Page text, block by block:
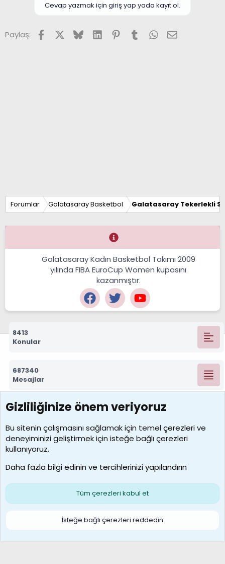
Cevap yazmak için giriş yap yada kayıt ol.
Paylaş: FacebookX (Twitter)
BlueskyLinkedInPinterest
TumblrWhatsApp
E-posta
Forumlar Galatasaray Basketbol Galatasaray Tekerlekli
Galatasaray Kadın Basketbol Takımı 2009
yılında FIBA EuroCup Women kupasını
kazanmıştır.
8413
Konular
687340
Mesajlar
7390
Kullanıcılar
MosesBrownHayranı
Son üye
Çerezler
S
Gizliliğinize önem veriyoruz
Bu sitenin çalışmasını sağlamak için temelçerezlerive
deneyiminizi geliştirmek için isteğe bağlı çerezleri
kullanıyoruz.
Daha fazla bilgi edinin ve tercihlerinizi yapılandırın
Tüm çerezleri kabul et
İsteğe bağlı çerezleri reddedin